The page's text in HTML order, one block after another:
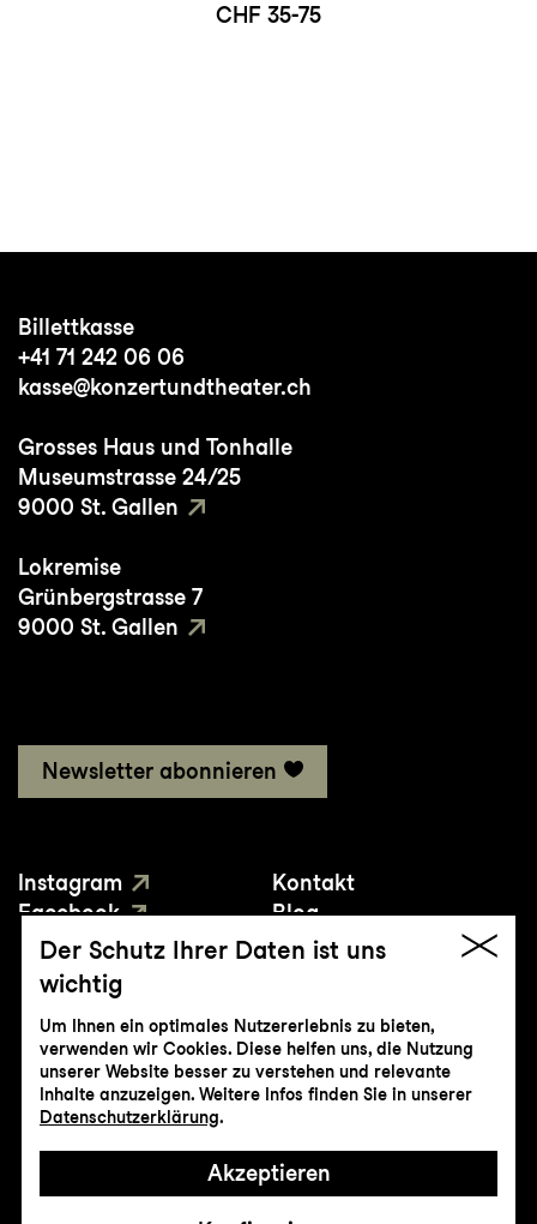
CHF 35-75
Billettkasse
+41 71 242 06 06
kasse@konzertundtheater.ch
Grosses Haus und Tonhalle
Museumstrasse 24/25
9000 St. Gallen
Lokremise
Grünbergstrasse 7
9000 St. Gallen
Newsletter abonnieren
Instagram
Facebook
YouTube
Kontakt
Blog
Presse
© Genossenschaft Konzert und Theater
St.Gallen
Impressum
Datenschutz AGB Intranet
Der Schutz Ihrer Daten ist uns
wichtig
Um Ihnen ein optimales Nutzererlebnis zu bieten,
verwenden wir Cookies. Diese helfen uns, die Nutzung
unserer Website besser zu verstehen und relevante
Inhalte anzuzeigen. Weitere Infos finden Sie in unserer
Datenschutzerklärung.
Akzeptieren